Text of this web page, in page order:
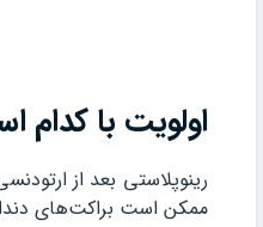
اولویت با کدام
رینوپلاستی بعد از
ممکن است براکت‌های